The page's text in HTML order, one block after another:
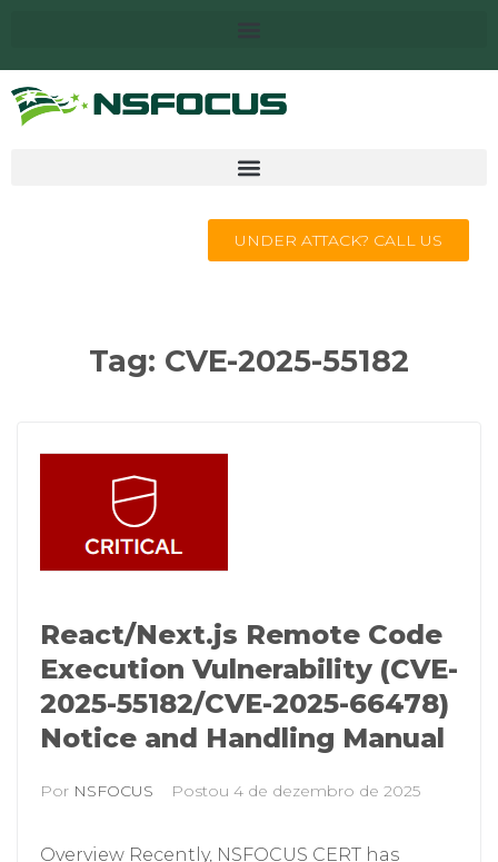
UNDER ATTACK? CALL US
Tag: CVE-2025-55182
React/Next.js Remote Code
Execution Vulnerability (CVE-
2025-55182/CVE-2025-66478)
Notice and Handling Manual
Por NSFOCUS Postou 4 de dezembro de 2025
Overview Recently, NSFOCUS CERT has